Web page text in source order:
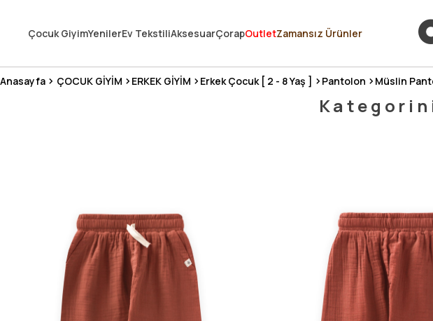
3 MİLYONDAN FAZLA MUTLU MÜŞTERİ ❤️ 10 MİLYON ÜRÜN
Çocuk GiyimYenilerEv TekstiliAksesuarÇorapOutletZamansız Ürünler
Anasayfa ÇOCUK GİYİM ERKEK GİYİM Erkek Çocuk [ 2 - 8 Yaş ] Pantolon Müslin